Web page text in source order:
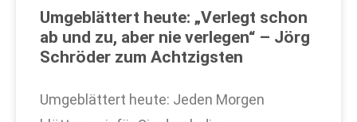
Umgeblättert heute: „Verlegt schon
ab und zu, aber nie verlegen“ – Jörg
Schröder zum Achtzigsten
Umgeblättert heute: Jeden Morgen